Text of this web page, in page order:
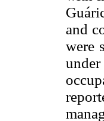
and
were